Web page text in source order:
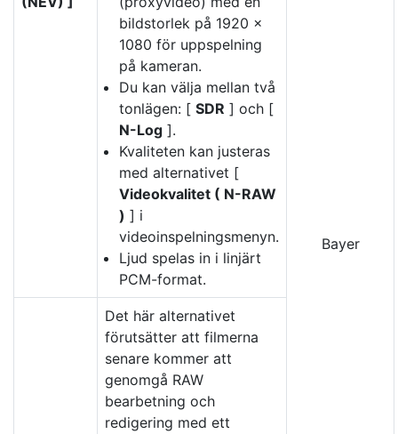
bildstorlek på 1920 ×
1080 för uppspelning
på kameran.
Du kan välja mellan två
tonlägen: [ SDR ] och [
N-Log ].
Kvaliteten kan justeras
med alternativet [
Videokvalitet ( N-RAW
) ] i
videoinspelningsmenyn.
Ljud spelas in i linjärt
PCM-format.
Bayer
Det här alternativet
förutsätter att filmerna
senare kommer att
genomgå RAW
bearbetning och
redigering med ett